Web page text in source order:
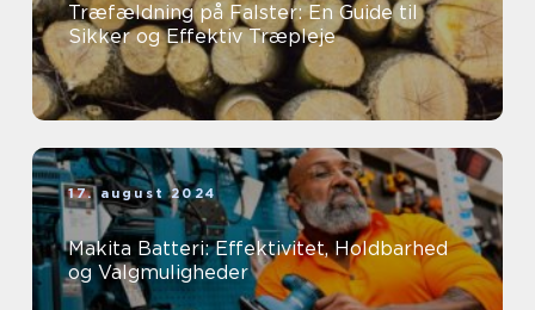
Træfældning på Falster: En Guide til
Sikker og Effektiv Træpleje
17. august 2024
Makita Batteri: Effektivitet, Holdbarhed
og Valgmuligheder